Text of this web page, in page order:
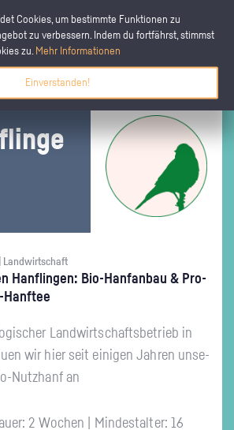
Cookies, um bestimmte Funktionen zu
zu verbessern. Indem du fortfährst, stimmst
zu. Mehr Informationen
Einverstanden!
Landwirtschaft
Han­f­lin­gen: Bio-Hanf­an­bau & Pro­
Hanf­tee
Land­wirt­schafts­be­trieb in
wir hier seit ei­ni­gen Jah­ren un­se­
Nutz­h­anf an
2 Wochen | Mindestalter: 16